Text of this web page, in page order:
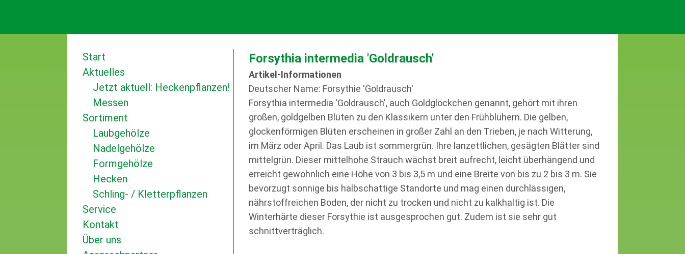
Forsythia intermedia 'Goldrausch'
Artikel-Informationen
Deutscher Name: Forsythie 'Goldrausch'
Forsythia intermedia 'Goldrausch', auch Goldglöckchen genannt, gehört mit ihren
großen, goldgelben Blüten zu den Klassikern unter den Frühblühern. Die gelben,
glockenförmigen Blüten erscheinen in großer Zahl an den Trieben, je nach Witterung,
im März oder April. Das Laub ist sommergrün. Ihre lanzettlichen, gesägten Blätter sind
mittelgrün. Dieser mittelhohe Strauch wächst breit aufrecht, leicht überhängend und
erreicht gewöhnlich eine Höhe von 3 bis 3,5 m und eine Breite von bis zu 2 bis 3 m. Sie
bevorzugt sonnige bis halbschattige Standorte und mag einen durchlässigen,
nährstoffreichen Boden, der nicht zu trocken und nicht zu kalkhaltig ist. Die
Winterhärte dieser Forsythie ist ausgesprochen gut. Zudem ist sie sehr gut
schnittverträglich.
Start
Aktuelles
Jetzt aktuell: Heckenpflanzen!
Messen
Sortiment
Laubgehölze
Nadelgehölze
Formgehölze
Hecken
Schling- / Kletterpflanzen
Service
Kontakt
Über uns